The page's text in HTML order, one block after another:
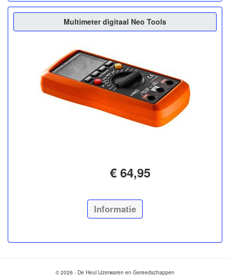
Multimeter digitaal Neo Tools
€ 64,95
Informatie
© 2026 - De Heul IJzerwaren en Gereedschappen